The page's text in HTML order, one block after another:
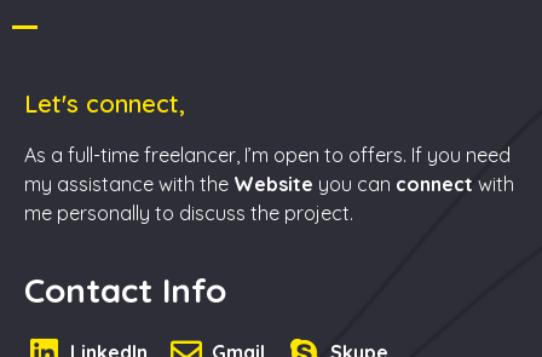
Let's connect,
As a full-time freelancer, I’m open to offers. If you need
my assistance with the Website you can connect with
me personally to discuss the project.
Contact Info